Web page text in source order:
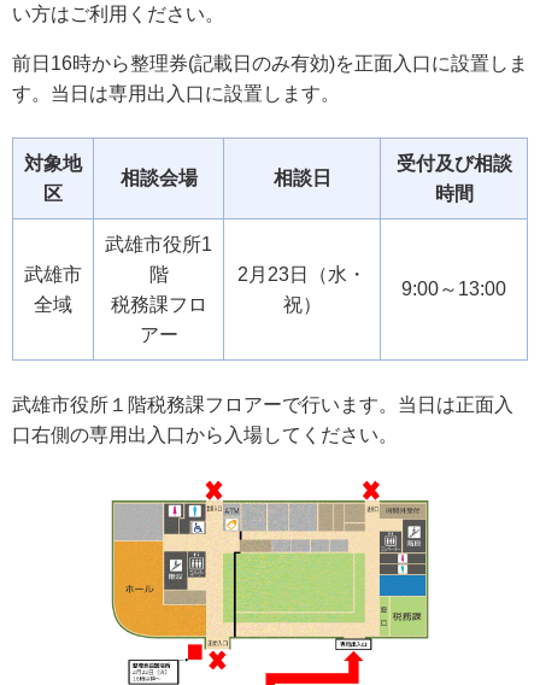
い方はご利用ください。
前日16時から整理券(記載日のみ有効)を正面入口に設置しま
す。当日は専用出入口に設置します。
対象地
区
相談会場 相談日
受付及び相談
時間
武雄市
全域
武雄市役所1
階
税務課フロ
アー
2月23日（水・
祝）
9:00～13:00
武雄市役所１階税務課フロアーで行います。当日は正面入
口右側の専用出入口から入場してください。